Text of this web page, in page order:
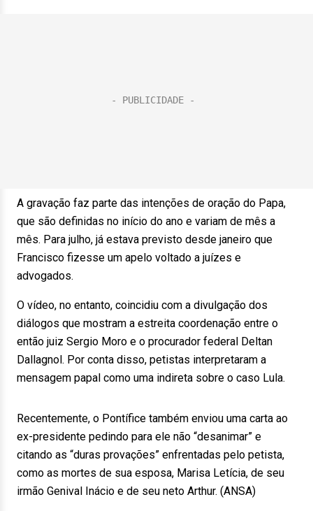
A gravação faz parte das intenções de oração do Papa,
que são definidas no início do ano e variam de mês a
mês. Para julho, já estava previsto desde janeiro que
Francisco fizesse um apelo voltado a juízes e
advogados.
O vídeo, no entanto, coincidiu com a divulgação dos
diálogos que mostram a estreita coordenação entre o
então juiz Sergio Moro e o procurador federal Deltan
Dallagnol. Por conta disso, petistas interpretaram a
mensagem papal como uma indireta sobre o caso Lula.
Recentemente, o Pontífice também enviou uma carta ao
ex-presidente pedindo para ele não “desanimar” e
citando as “duras provações” enfrentadas pelo petista,
como as mortes de sua esposa, Marisa Letícia, de seu
irmão Genival Inácio e de seu neto Arthur. (ANSA)